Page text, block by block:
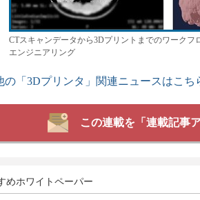
CTスキャンデータから3Dプリントまでのワーク
エンジニアリング
「3Dプリンタ」関連ニュースはこち
この連載を「連載記事
めホワイトペーパー